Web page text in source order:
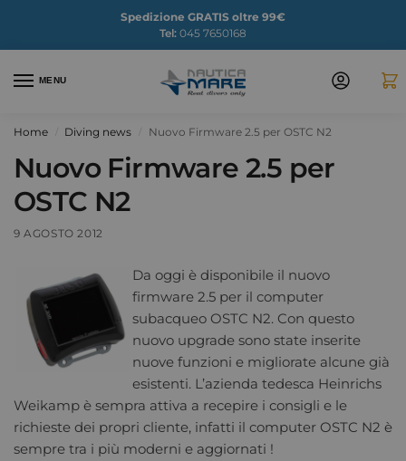
Spedizione GRATIS oltre 99€
Tel: 045 7650168
MENU
Home Diving news Nuovo Firmware 2.5 per OSTC N2
Nuovo Firmware 2.5 per
OSTC N2
9 AGOSTO 2012
Da oggi è disponibile il nuovo
firmware 2.5 per il computer
subacqueo OSTC N2. Con questo
nuovo upgrade sono state inserite
nuove funzioni e migliorate alcune già
esistenti. L’azienda tedesca Heinrichs
Weikamp è sempra attiva a recepire i consigli e le
richieste dei propri cliente, infatti il computer OSTC N2 è
sempre tra i più moderni e aggiornati !